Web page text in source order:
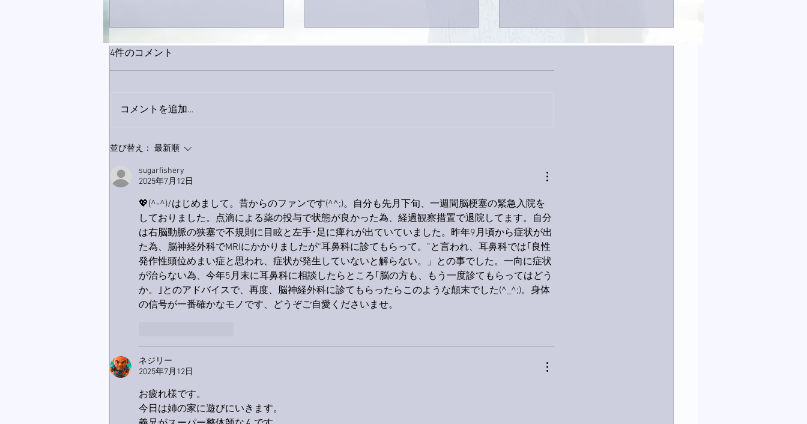
家レコーディング無事終了。
4件のコメント
コメントを追加…
並び替え： 最新順
sugarfishery
2025年7月12日
💖(^-^)/はじめまして。昔からのファンです(^^;)。自分も先月下旬、一週間脳梗塞の緊急入院を
しておりました。点滴による薬の投与で状態が良かった為、経過観察措置で退院してます。自分
は右脳動脈の狭塞で不規則に目眩と左手･足に痺れが出ていていました。昨年9月頃から症状が出
た為、脳神経外科でMRIにかかりましたが“耳鼻科に診てもらって。”と言われ、耳鼻科では｢良性
発作性頭位めまい症と思われ、症状が発生していないと解らない。」との事でした。一向に症状
が治らない為、今年5月末に耳鼻科に相談したらところ｢脳の方も、もう一度診てもらってはどう
か。｣とのアドバイスで、再度、脳神経外科に診てもらったらこのような顛末でした(^_^;)。身体
の信号が一番確かなモノです、どうぞご自愛くださいませ。
ネジリー
2025年7月12日
お疲れ様です。
今日は姉の家に遊びにいきます。